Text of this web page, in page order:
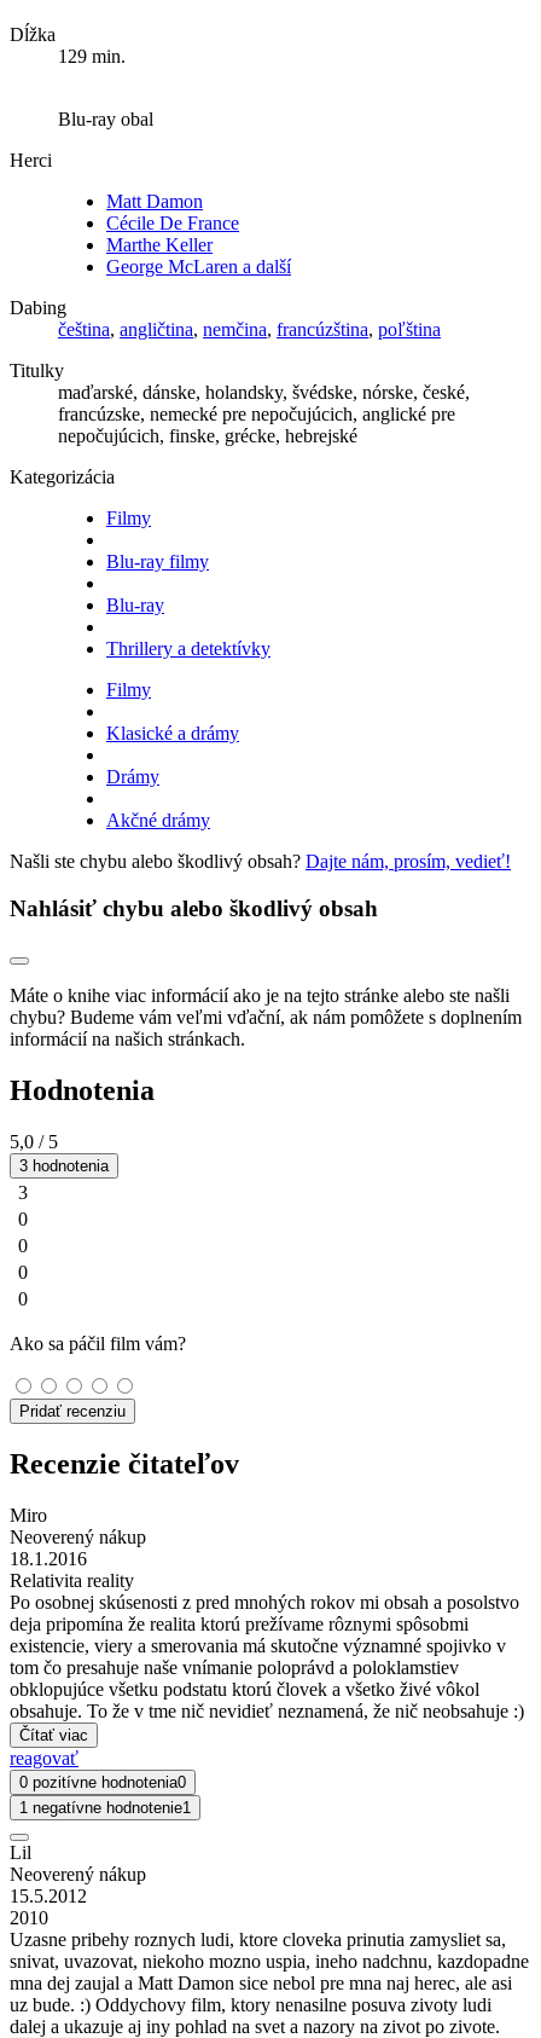
Dĺžka
129 min.
Blu-ray obal
Herci
Matt Damon
Cécile De France
Marthe Keller
George McLaren a další
Dabing
čeština, angličtina, nemčina, francúzština, poľština
Titulky
maďarské, dánske, holandsky, švédske, nórske, české,
francúzske, nemecké pre nepočujúcich, anglické pre
nepočujúcich, finske, grécke, hebrejské
Kategorizácia
Filmy
Blu-ray filmy
Blu-ray
Thrillery a detektívky
Filmy
Klasické a drámy
Drámy
Akčné drámy
Našli ste chybu alebo škodlivý obsah? Dajte nám, prosím, vedieť!
Nahlásiť chybu alebo škodlivý obsah
Máte o knihe viac informácií ako je na tejto stránke alebo ste našli
chybu? Budeme vám veľmi vďační, ak nám pomôžete s doplnením
informácií na našich stránkach.
Hodnotenia
5,0 / 5
3 hodnotenia
3
0
0
0
0
Ako sa páčil film vám?
Pridať recenziu
Recenzie čitateľov
Miro
Neoverený nákup
18.1.2016
Relativita reality
Po osobnej skúsenosti z pred mnohých rokov mi obsah a posolstvo
deja pripomína že realita ktorú prežívame rôznymi spôsobmi
existencie, viery a smerovania má skutočne významné spojivko v
tom čo presahuje naše vnímanie poloprávd a poloklamstiev
obklopujúce všetku podstatu ktorú človek a všetko živé vôkol
obsahuje. To že v tme nič nevidieť neznamená, že nič neobsahuje :)
Čítať viac
reagovať
0 pozitívne hodnotenia0
1 negatívne hodnotenie1
Lil
Neoverený nákup
15.5.2012
2010
Uzasne pribehy roznych ludi, ktore cloveka prinutia zamysliet sa,
snivat, uvazovat, niekoho mozno uspia, ineho nadchnu, kazdopadne
mna dej zaujal a Matt Damon sice nebol pre mna naj herec, ale asi
uz bude. :) Oddychovy film, ktory nenasilne posuva zivoty ludi
dalej a ukazuje aj iny pohlad na svet a nazory na zivot po zivote.